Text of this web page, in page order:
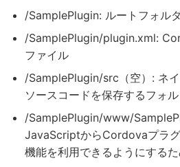
/SamplePlugin: ルートフォル
/SamplePlugin/plugin.xml:
ファイル
/SamplePlugin/src（空）: ネ
ソースコードを保存するフォ
/SamplePlugin/www/
JavaScriptからCordovaプラ
機能を利用できるようにする